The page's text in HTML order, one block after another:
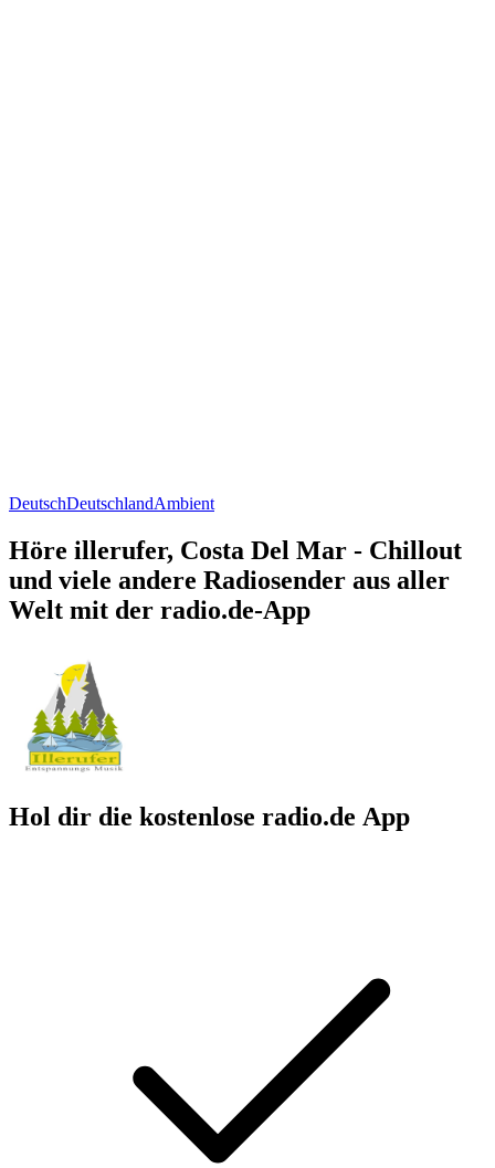
DeutschDeutschlandAmbient
Höre illerufer, Costa Del Mar - Chillout
und viele andere Radiosender aus aller
Welt mit der radio.de-App
Hol dir die kostenlose radio.de App